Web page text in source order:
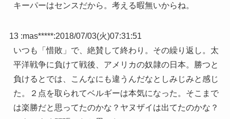
キーパーはセンスだから。考える暇無いからね。
13 :mas*****:2018/07/03(火)07:31:51
いつも「惜敗」で、絶賛して終わり。その繰り返し。太
平洋戦争に負けて戦後、アメリカの奴隷の日本。勝つと
負けるとでは、こんなにも違うんだなとしみじみと感じ
た。２点を取られてベルギーは本気になった。そこまで
は楽勝だと思ってたのかな？ヤヌザイは出てたのかな？